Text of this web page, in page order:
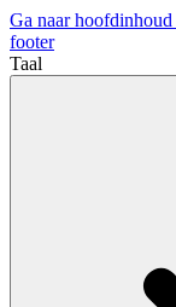
Ga naar hoofdinhoud
footer
Taal